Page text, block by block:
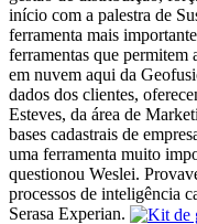
início com a palestra de
ferramenta mais
ferramentas que permitem
em nuvem aqui da
dados dos clientes,
Esteves, da área de
bases cadastrais de
uma ferramenta muito
questionou Weslei.
processos de inteligência
Serasa Experian.